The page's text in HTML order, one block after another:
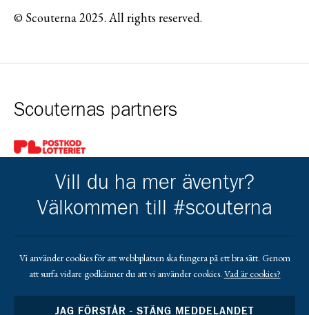
© Scouterna 2025. All rights reserved.
Scouternas partners
Gå till pl_50
Gå till https://www.mera.se/Gå till https://www.lansforsakringar.se/
Gå till https://
Vill du ha mer äventyr?
Välkommen till #scouterna
Vi använder cookies för att webbplatsen ska fungera på ett bra sätt. Genom
att surfa vidare godkänner du att vi använder cookies. Vad är cookies?
JAG FÖRSTÅR - STÄNG MEDDELANDET